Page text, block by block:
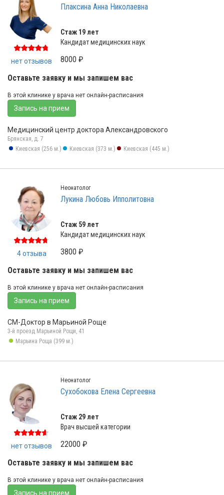
нет отзывов
Плаксина Анна Николаевна
Стаж 19 лет
Кандидат медицинских наук
8000 ₽
Оставьте заявку и мы запишем вас
В этой клинике у врача нет онлайн-расписания
Запись на прием
Медицинский центр доктора Александровского
Брянская, д. 7
Киевская (256 м.)
Киевская (373 м.) Киевская (445 м.)
4 отзыва
Неонатолог
Лукина Любовь Ипполитовна
Стаж 59 лет
Кандидат медицинских наук
3800 ₽
Оставьте заявку и мы запишем вас
В этой клинике у врача нет онлайн-расписания
Запись на прием
СМ-Доктор в Марьиной Роще
3-й проезд Марьиной Рощи, 41
Марьина Роща (399 м.)
нет отзывов
Неонатолог
Сухобокова Елена Сергеевна
Стаж 29 лет
Врач высшей категории
22000 ₽
Оставьте заявку и мы запишем вас
В этой клинике у врача нет онлайн-расписания
Запись на прием